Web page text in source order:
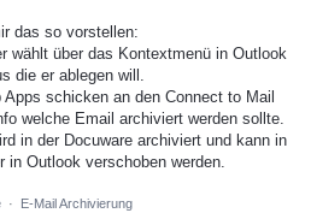
das so vorstellen:
wählt über das Kontextmenü in Outlook
die er ablegen will.
Apps schicken an den Connect to Mail
welche Email archiviert werden sollte.
in der Docuware archiviert und kann in
in Outlook verschoben werden.
· E-Mail Archivierung